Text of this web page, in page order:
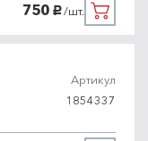
750 руб./шт.
Артикул
1854337